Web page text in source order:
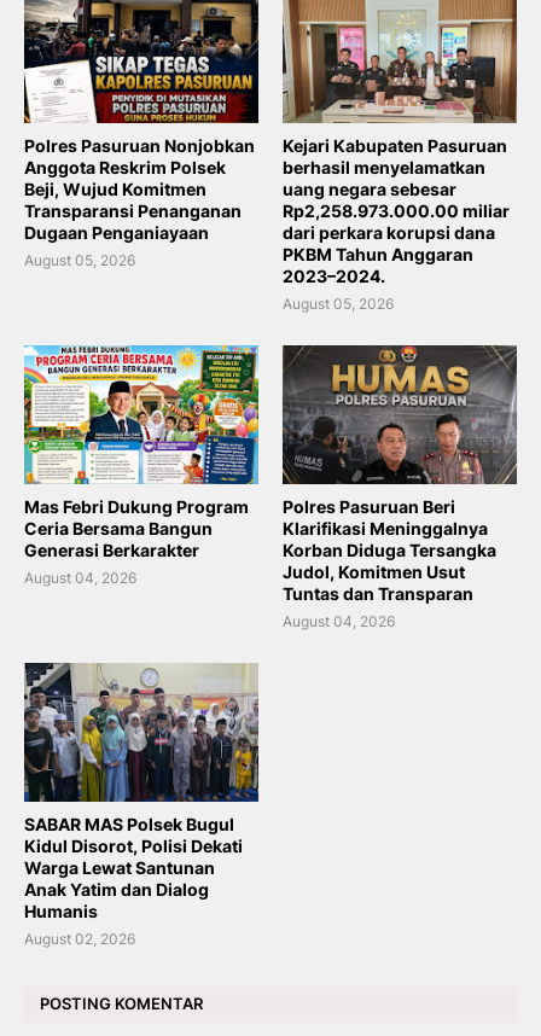
Polres Pasuruan Nonjobkan
Anggota Reskrim Polsek
Beji, Wujud Komitmen
Transparansi Penanganan
Dugaan Penganiayaan
August 05, 2026
Kejari Kabupaten Pasuruan
berhasil menyelamatkan
uang negara sebesar
Rp2,258.973.000.00 miliar
dari perkara korupsi dana
PKBM Tahun Anggaran
2023–2024.
August 05, 2026
Mas Febri Dukung Program
Ceria Bersama Bangun
Generasi Berkarakter
August 04, 2026
Polres Pasuruan Beri
Klarifikasi Meninggalnya
Korban Diduga Tersangka
Judol, Komitmen Usut
Tuntas dan Transparan
August 04, 2026
SABAR MAS Polsek Bugul
Kidul Disorot, Polisi Dekati
Warga Lewat Santunan
Anak Yatim dan Dialog
Humanis
August 02, 2026
POSTING KOMENTAR